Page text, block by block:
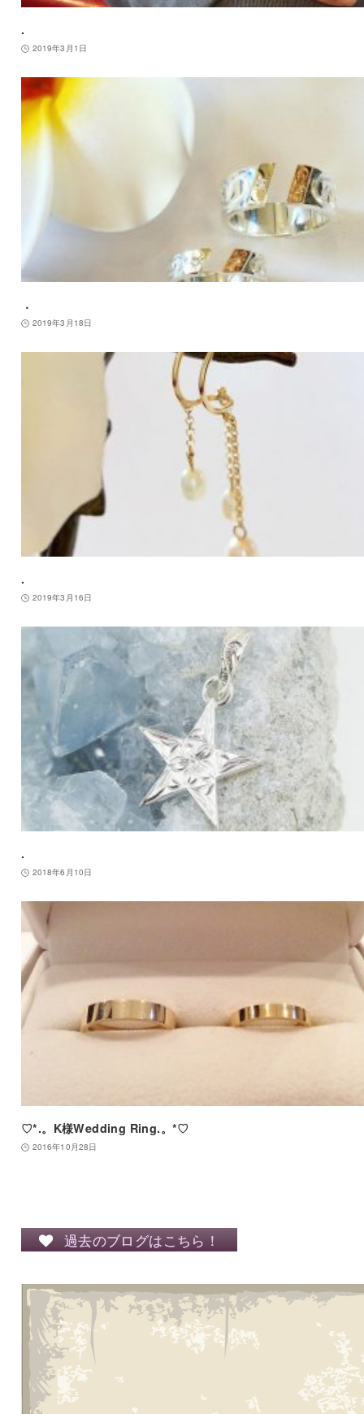
.
2019年3月1日
．
2019年3月18日
.
2019年3月16日
.
2018年6月10日
♡*.。K様Wedding Ring.。*♡
2016年10月28日
過去のブログはこちら！